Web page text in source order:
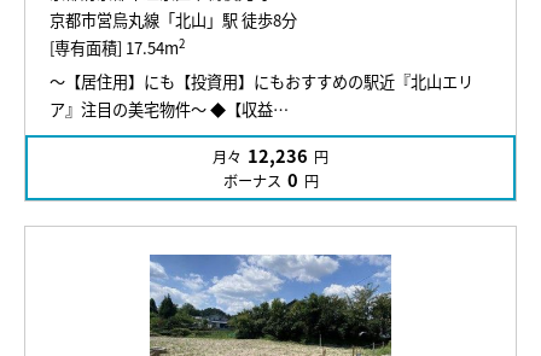
京都市営烏丸線「北山」駅 徒歩8分
[専有面積] 17.54m2
～【居住用】にも【投資用】にもおすすめの駅近『北山エリ
ア』注目の美宅物件～ ◆【収益…
月々 12,236 円
ボーナス 0 円